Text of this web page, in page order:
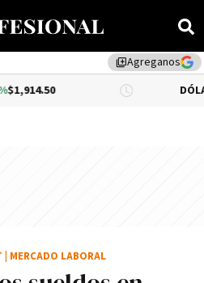
library_addAgreganos
DÓLAR BNA 0.34%
MERCADO LABORAL